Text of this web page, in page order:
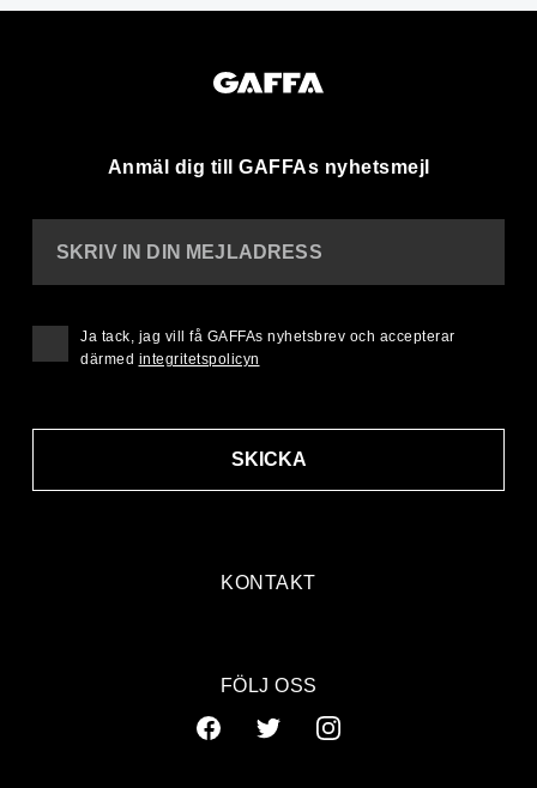
Anmäl dig till GAFFAs nyhetsmejl
KONTAKT
SKRIV IN DIN MEJLADRESS
SKICKA
Ja tack, jag vill få GAFFAs nyhetsbrev och accepterar
därmed integritetspolicyn
FÖLJ OSS